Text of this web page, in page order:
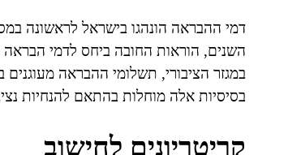
דמי ההבראה הונהגו בישראל לראשונה
השנים, הוראות החובה ביחס לדמי הבראה
במגזר הציבורי, תשלומי ההבראה
בסיסיות אלה מוחלות בהתאם להנחיות
קריטריונים לחישוב